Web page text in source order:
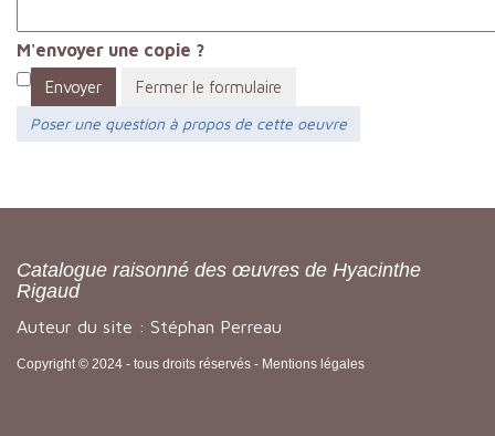
M'envoyer une copie ?
Envoyer
Fermer le formulaire
Poser une question à propos de cette oeuvre
Catalogue raisonné des œuvres de Hyacinthe
Rigaud
Auteur du site : Stéphan Perreau
Copyright © 2024 - tous droits réservés - Mentions légales